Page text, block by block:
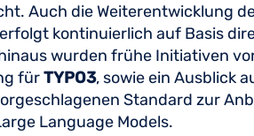
Auch die Weiterentwicklung
kontinuierlich auf Basis
wurden frühe Initiativen
fürTYPO3, sowie ein Ausblick
Standard zur
Language Models.